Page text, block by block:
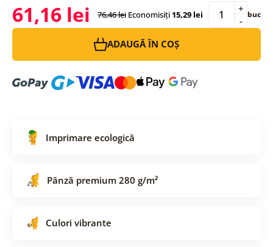
61,16 lei 76,46 lei Economisiți15,29 lei -
+ buc
ADAUGĂ ÎN COȘ
Imprimare ecologică
Pânză premium 280 g/m²
Culori vibrante